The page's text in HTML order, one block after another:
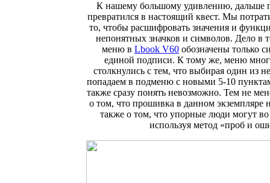
К нашему большому удивлению, дальше
превратился в настоящий квест. Мы
то, чтобы расшифровать значения и
непонятных значков и символов. Дело в
меню в Lbook V60 обозначены только
единой подписи. К тому же, меню
столкнулись с тем, что выбирая один из
попадаем в подменю с новыми 5-10
также сразу понять невозможно. Тем не
о том, что прошивка в данном экземпляре
также о том, что упорные люди могут во
используя метод «проб и